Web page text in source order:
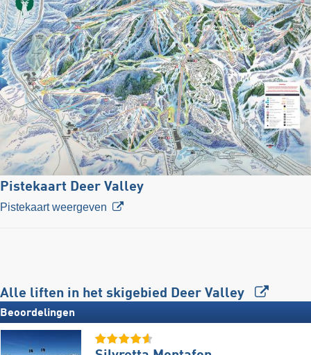
Pistekaart Deer Valley
Pistekaart weergeven
Alle liften in het skigebied Deer Valley
Beoordelingen